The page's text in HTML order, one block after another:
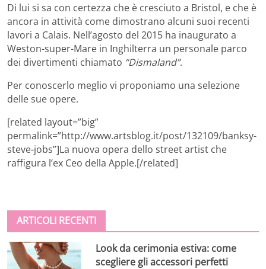
Di lui si sa con certezza che è cresciuto a Bristol, e che è
ancora in attività come dimostrano alcuni suoi recenti
lavori a Calais. Nell’agosto del 2015 ha inaugurato a
Weston-super-Mare in Inghilterra un personale parco
dei divertimenti chiamato “Dismaland”.
Per conoscerlo meglio vi proponiamo una selezione
delle sue opere.
[related layout=”big”
permalink=”http://www.artsblog.it/post/132109/banksy-
steve-jobs”]La nuova opera dello street artist che
raffigura l’ex Ceo della Apple.[/related]
ARTICOLI RECENTI
Look da cerimonia estiva: come
scegliere gli accessori perfetti